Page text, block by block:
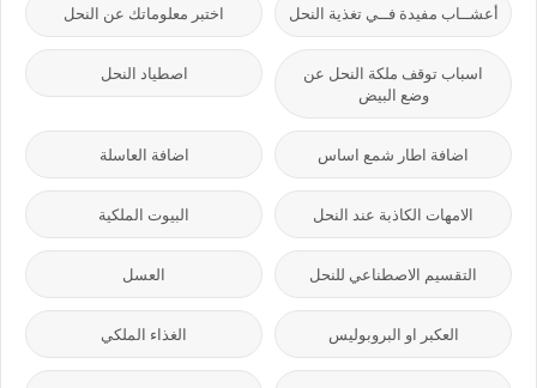
أعشــاب مفيدة فــي تغذية النحل اختبر معلوماتك عن النحل
اسباب توقف ملكة النحل عن
وضع البيض
اصطياد النحل
اضافة اطار شمع اساس اضافة العاسلة
الامهات الكاذبة عند النحل البيوت الملكية
التقسيم الاصطناعي للنحل العسل
العكبر او البروبوليس الغذاء الملكي